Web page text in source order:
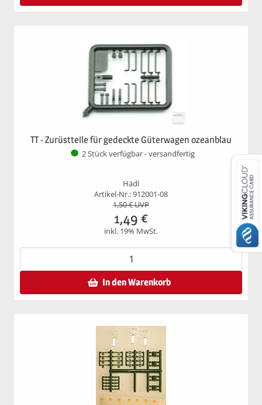
TT - Zurüstteile für gedeckte Güterwagen ozeanblau
2 Stück verfügbar - versandfertig
Hädl
Artikel-Nr.: 912001-08
1,50€ UVP
1,49 €
inkl. 19% MwSt.
In den Warenkorb